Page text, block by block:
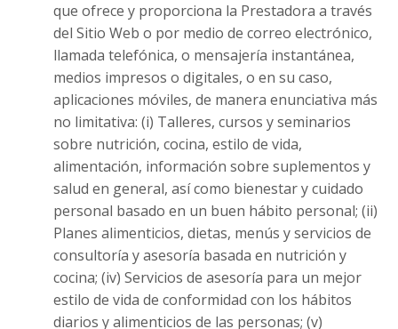
que ofrece y proporciona la Prestadora a través
del Sitio Web o por medio de correo electrónico,
llamada telefónica, o mensajería instantánea,
medios impresos o digitales, o en su caso,
aplicaciones móviles, de manera enunciativa más
no limitativa: (i) Talleres, cursos y seminarios
sobre nutrición, cocina, estilo de vida,
alimentación, información sobre suplementos y
salud en general, así como bienestar y cuidado
personal basado en un buen hábito personal; (ii)
Planes alimenticios, dietas, menús y servicios de
consultoría y asesoría basada en nutrición y
cocina; (iv) Servicios de asesoría para un mejor
estilo de vida de conformidad con los hábitos
diarios y alimenticios de las personas; (v)